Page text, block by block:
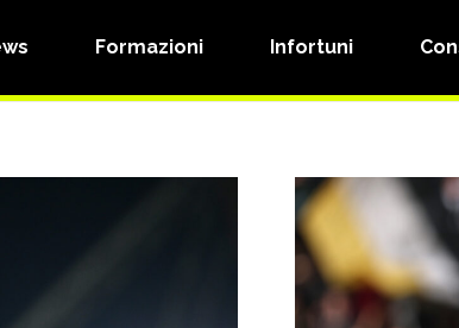
Formazioni Infortuni